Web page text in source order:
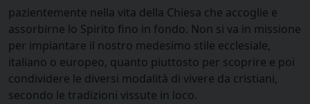
pazientemente nella vita della Chiesa che accoglie e
assorbirne lo Spirito fino in fondo. Non si va in missione
per impiantare il nostro medesimo stile ecclesiale,
italiano o europeo, quanto piuttosto per scoprire e poi
condividere le diversi modalità di vivere da cristiani,
secondo le tradizioni vissute in loco.